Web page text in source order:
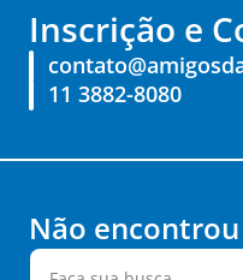
Inscrição e
11 3882-8080
Não